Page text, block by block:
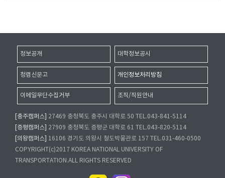
정보공개 대학정보공시
청렴신문고 개인정보처리방침
이메일무단수집거부 조직/직원안내
[충주캠퍼스]
27469 충청북도 충주시 대학로 50 TEL.043-841-5114
[증평캠퍼스]
27909 충청북도 증평군 대학로 61 TEL.043-820-5114
[의왕캠퍼스]
16106 경기도 의왕시 철도박물관로 157 TEL.031-460-0500
COPYRIGHT(c)2017 KOREA NATIONAL UNIVERSITY OF
TRANSPORTATION.ALL RIGHTS RESERVED